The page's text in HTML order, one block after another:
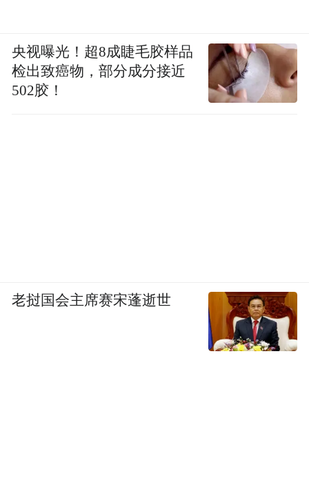
央视曝光！超8成睫毛胶样品
检出致癌物，部分成分接近
502胶！
老挝国会主席赛宋蓬逝世